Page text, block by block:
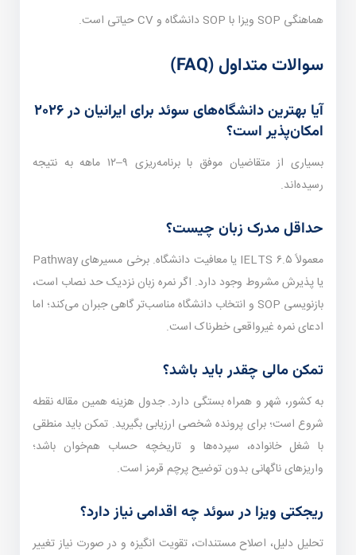
هماهنگی SOP ویزا با SOP دانشگاه و CV حیاتی است.
سوالات متداول (FAQ)
آیا بهترین دانشگاه‌های سوئد برای ایرانیان در ۲۰۲۶
امکان‌پذیر است؟
بسیاری از متقاضیان موفق با برنامه‌ریزی ۹–۱۲ ماهه به نتیجه
رسیده‌اند.
حداقل مدرک زبان چیست؟
معمولاً IELTS ۶.۵ یا معافیت دانشگاه. برخی مسیرهای Pathway
یا پذیرش مشروط وجود دارد. اگر نمره زبان نزدیک حد نصاب است،
بازنویسی SOP و انتخاب دانشگاه مناسب‌تر گاهی جبران می‌کند؛ اما
ادعای نمره غیرواقعی خطرناک است.
تمکن مالی چقدر باید باشد؟
به کشور، شهر و همراه بستگی دارد. جدول هزینه همین مقاله نقطه
شروع است؛ برای پرونده شخصی ارزیابی بگیرید. تمکن باید منطقی
با شغل خانواده، سپرده‌ها و تاریخچه حساب هم‌خوان باشد؛
واریزهای ناگهانی بدون توضیح پرچم قرمز است.
ریجکتی ویزا در سوئد چه اقدامی نیاز دارد؟
تحلیل دلیل، اصلاح مستندات، تقویت انگیزه و در صورت نیاز تغییر